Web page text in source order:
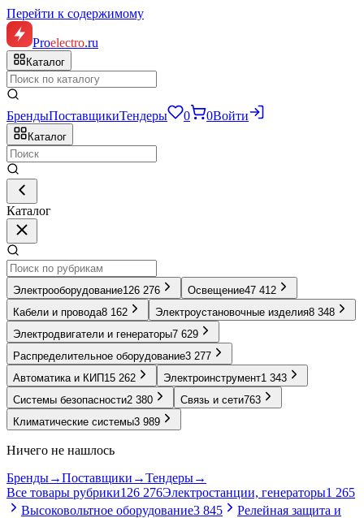
Перейти к содержимому
Proelectro.ru
Каталог
БрендыПоставщикиТендеры 0 0Войти
Каталог
Каталог
Электрооборудование126 276 Освещение47 412
Кабели и провода8 162 Электроустановочные изделия8 348
Электродвигатели и генераторы7 629
Распределительное оборудование3 277
Автоматика и КИП 15 262 Электроинструмент1 343
Системы безопасности2 380 Связь и сети763
Климатические системы3 989
Ничего не нашлось
Бренды→Поставщики →Тендеры→
Все товары рубрики126 276Электростанции, генераторы1 265
Высоковольтное оборудование3 845
Релейная защита и